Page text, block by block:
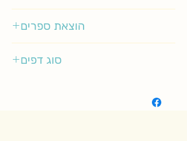
הוצאת ספרים
סוג דפים